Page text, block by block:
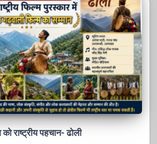
राष्ट्रीय पहचान- ढोली